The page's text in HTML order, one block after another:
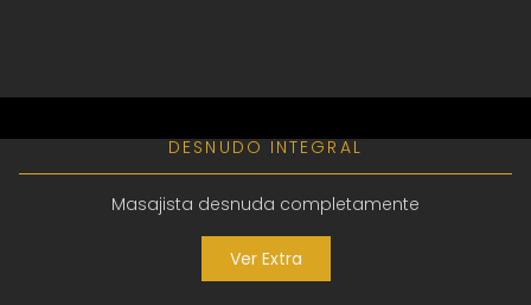
DESNUDO INTEGRAL
Masajista desnuda completamente
Ver Extra